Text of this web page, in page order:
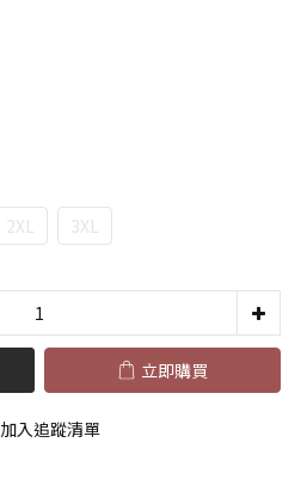
2XL 3XL
立即購買
加入追蹤清單